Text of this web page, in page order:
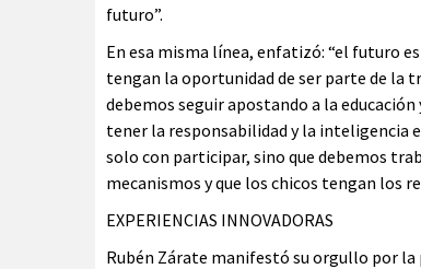
futuro”.
En esa misma línea, enfatizó: “el futuro
tengan la oportunidad de ser parte de la
debemos seguir apostando a la
tener la responsabilidad y la inteligencia
solo con participar, sino que debemos
mecanismos y que los chicos tengan los
EXPERIENCIAS INNOVADORAS
Rubén Zárate manifestó su orgullo por la